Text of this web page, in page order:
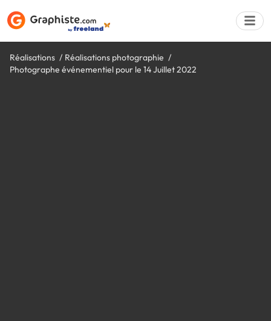
Réalisations
Réalisations photographie
Photographe événementiel pour le 14 Juillet 2022